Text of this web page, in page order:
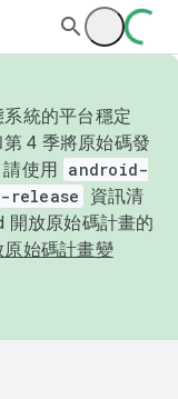
統的平台穩定
4 季將原始碼發
使用 android-
release
資訊清
放原始碼計畫的
始碼計畫變